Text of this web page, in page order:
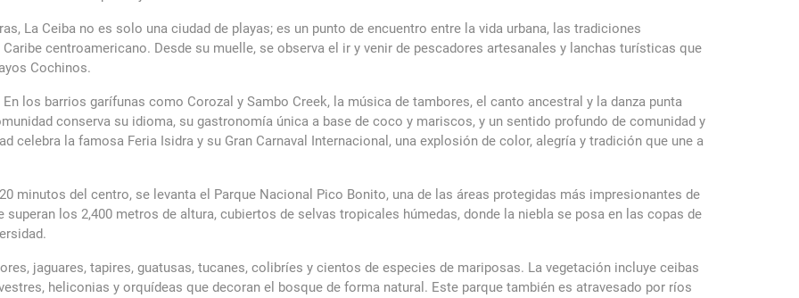
La Ceiba no es solo una ciudad de playas; es un punto de encuentro entre la vida urbana, las tradiciones
centroamericano. Desde su muelle, se observa el ir y venir de pescadores artesanales y lanchas turísticas que
Cochinos.
los barrios garífunas como Corozal y Sambo Creek, la música de tambores, el canto ancestral y la danza punta
conserva su idioma, su gastronomía única a base de coco y mariscos, y un sentido profundo de comunidad y
celebra la famosa Feria Isidra y su Gran Carnaval Internacional, una explosión de color, alegría y tradición que une a
minutos del centro, se levanta el Parque Nacional Pico Bonito, una de las áreas protegidas más impresionantes de
los 2,400 metros de altura, cubiertos de selvas tropicales húmedas, donde la niebla se posa en las copas de
jaguares, tapires, guatusas, tucanes, colibríes y cientos de especies de mariposas. La vegetación incluye ceibas
heliconias y orquídeas que decoran el bosque de forma natural. Este parque también es atravesado por ríos